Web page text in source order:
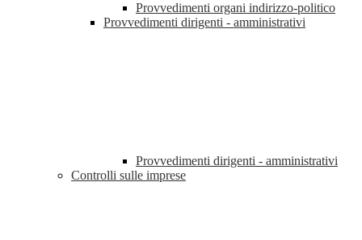
Provvedimenti organi indirizzo-politico
Provvedimenti dirigenti - amministrativi
Provvedimenti dirigenti - amministrativi
Controlli sulle imprese